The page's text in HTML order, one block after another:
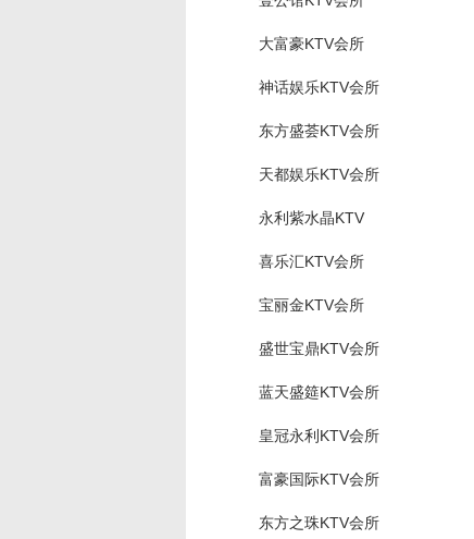
大富豪KTV会所
神话娱乐KTV会所
东方盛荟KTV会所
天都娱乐KTV会所
永利紫水晶KTV
喜乐汇KTV会所
宝丽金KTV会所
盛世宝鼎KTV会所
蓝天盛筵KTV会所
皇冠永利KTV会所
富豪国际KTV会所
东方之珠KTV会所